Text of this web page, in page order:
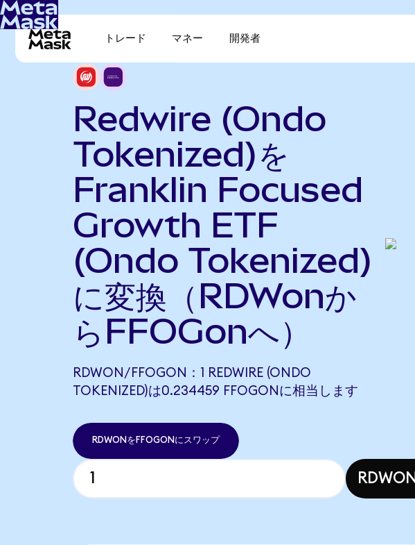
トレード マネー 開発者
Redwire (Ondo
Tokenized)を
Franklin Focused
Growth ETF
(Ondo Tokenized)
に変換（RDWonか
らFFOGonへ）
RDWON/FFOGON：1 REDWIRE (ONDO
TOKENIZED)は0.234459 FFOGONに相当します
RDWONをFFOGONにスワップ